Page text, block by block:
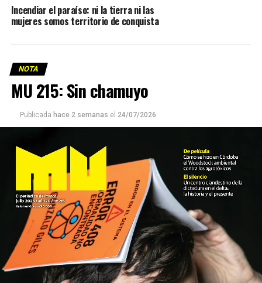
Incendiar el paraíso: ni la tierra ni las
mujeres somos territorio de conquista
NOTA
MU 215: Sin chamuyo
Publicada hace 2 semanas el 24/07/2026